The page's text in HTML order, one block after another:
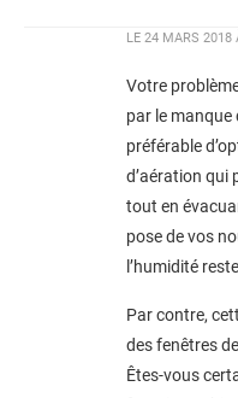
LE 24 MARS 2018
Votre
par le manque
préférable
d’aération qui
tout en
pose de vos
l’humidité
Par contre,
des fenêtres
Êtes-vous